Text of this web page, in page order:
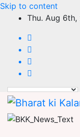
Skip to content
Thu. Aug 6th,